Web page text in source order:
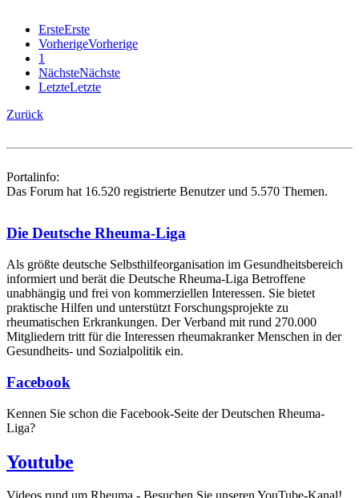
ErsteErste
VorherigeVorherige
1
NächsteNächste
LetzteLetzte
Zurück
Portalinfo:
Das Forum hat 16.520 registrierte Benutzer und 5.570 Themen.
Die Deutsche Rheuma-Liga
Als größte deutsche Selbsthilfe­organisation im Gesundheitsbereich
informiert und berät die Deutsche Rheuma-Liga Betroffene
unabhängig und frei von kommerziellen Interessen. Sie bietet
praktische Hilfen und unterstützt Forschungsprojekte zu
rheumatischen Erkrankungen. Der Verband mit rund 270.000
Mitgliedern tritt für die Interessen rheumakranker Menschen in der
Gesundheits- und Sozialpolitik ein.
Facebook
Kennen Sie schon die Facebook-Seite der Deutschen Rheuma-
Liga?
Youtube